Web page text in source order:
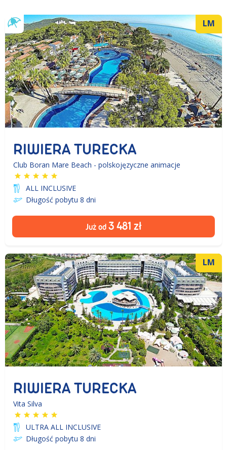
LM
RIWIERA TURECKA
Club Boran Mare Beach - polskojęzyczne animacje
ALL INCLUSIVE
Długość pobytu 8 dni
Już od 3 481 zł
LM
RIWIERA TURECKA
Vita Silva
ULTRA ALL INCLUSIVE
Długość pobytu 8 dni